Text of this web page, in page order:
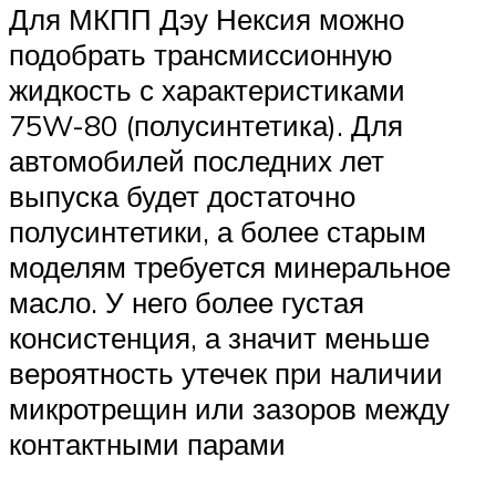
Для МКПП Дэу Нексия можно
подобрать трансмиссионную
жидкость с характеристиками
75W-80 (полусинтетика). Для
автомобилей последних лет
выпуска будет достаточно
полусинтетики, а более старым
моделям требуется минеральное
масло. У него более густая
консистенция, а значит меньше
вероятность утечек при наличии
микротрещин или зазоров между
контактными парами